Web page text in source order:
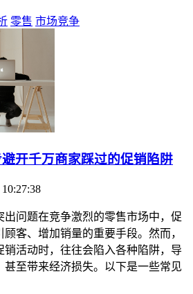
零售 市场竞争
开千万商家踩过的促销陷阱
出问题在竞争激烈的零售市场中，促
客、增加销量的重要手段。然而，
销活动时，往往会陷入各种陷阱，导
甚至带来经济损失。以下是一些常见